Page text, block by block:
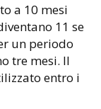
a 10 mesi
11 se
un periodo
tre mesi. Il
entro i